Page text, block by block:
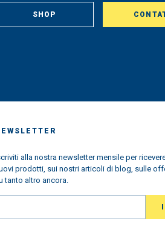
SHOP
alla nostra newsletter mensile per
prodotti, sui nostri articoli di blog, sulle
tanto altro ancora.